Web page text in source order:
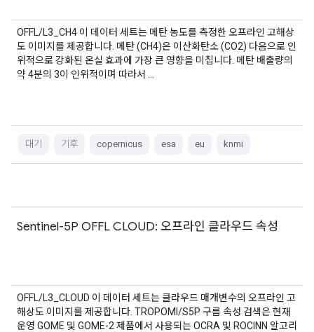
OFFL/L3_CH4 이 데이터 세트는 메탄 농도를 측정한 오프라인 고해상
도 이미지를 제공합니다. 메탄 (CH4)은 이산화탄소 (CO2) 다음으로 인
위적으로 강화된 온실 효과에 가장 큰 영향을 미칩니다. 메탄 배출량의
약 4분의 3이 인위적이며 따라서 …
대기 기후 copernicus esa eu knmi
Sentinel-5P OFFL CLOUD: 오프라인 클라우드 속성
OFFL/L3_CLOUD 이 데이터 세트는 클라우드 매개변수의 오프라인 고
해상도 이미지를 제공합니다. TROPOMI/S5P 구름 속성 검색은 현재
운영 GOME 및 GOME-2 제품에서 사용되는 OCRA 및 ROCINN 알고리